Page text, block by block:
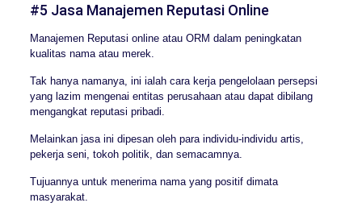
#5 Jasa Manajemen Reputasi Online
Manajemen Reputasi online atau ORM dalam peningkatan
kualitas nama atau merek.
Tak hanya namanya, ini ialah cara kerja pengelolaan persepsi
yang lazim mengenai entitas perusahaan atau dapat dibilang
mengangkat reputasi pribadi.
Melainkan jasa ini dipesan oleh para individu-individu artis,
pekerja seni, tokoh politik, dan semacamnya.
Tujuannya untuk menerima nama yang positif dimata
masyarakat.